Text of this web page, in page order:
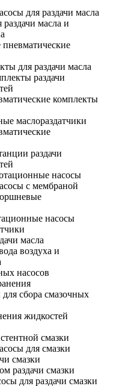
для раздачи масла
масла и
для раздачи масла
раздачи
комплекты
маслораздатчики
раздачи
насосы
с мембраной
насосы
масла
воздуха и
насосов
сбора смазочных
жидкостей
смазки
для смазки
смазки
раздачи смазки
для раздачи смазки